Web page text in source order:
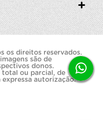
os direitos reservados.
são de
donos.
total ou parcial, de
autorização.